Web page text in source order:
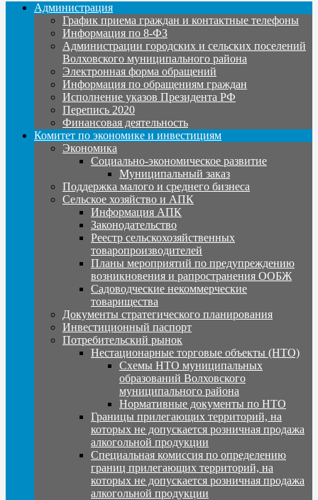
Администрация
График приема граждан и контактные телефоны
Информация по 8-ФЗ
Администрации городских и сельских поселений
Волховского муниципального района
Электронная форма обращений
Информация по обращениям граждан
Исполнение указов Президента РФ
Перепись 2020
Финансовая деятельность
Комитет по экономике и инвестициям
Экономика
Социально-экономическое развитие
Муниципальный заказ
Поддержка малого и среднего бизнеса
Сельское хозяйство и АПК
Информация АПК
Законодательство
Реестр сельскохозяйственных
товаропроизводителей
Планы мероприятий по предупреждению
возникновения и рапространения ООБЖ
Садоводческие некоммерческие
товарищества
Документы стратегического планирования
Инвестиционный паспорт
Потребительский рынок
Нестационарные торговые объекты (НТО)
Схемы НТО муниципальных
образований Волховского
муниципального района
Нормативные документы по НТО
Границы прилегающих территорий, на
которых не допускается розничная продажа
алкогольной продукции
Специальная комиссия по определению
границ прилегающих территорий, на
которых не допускается розничная продажа
алкогольной продукции